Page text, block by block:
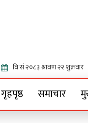
गृहपृष्ठ समाचार